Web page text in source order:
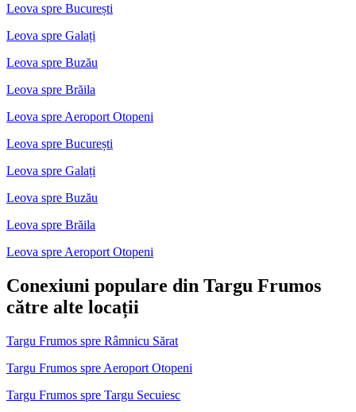
Leova spre București
Leova spre Galați
Leova spre Buzău
Leova spre Brăila
Leova spre Aeroport Otopeni
Leova spre București
Leova spre Galați
Leova spre Buzău
Leova spre Brăila
Leova spre Aeroport Otopeni
Conexiuni populare din Targu Frumos
către alte locații
Targu Frumos spre Râmnicu Sărat
Targu Frumos spre Aeroport Otopeni
Targu Frumos spre Targu Secuiesc